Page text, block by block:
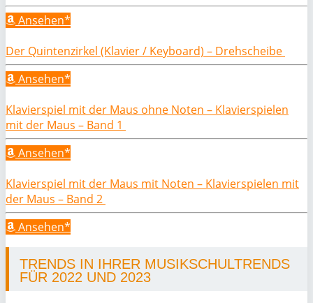
Ansehen*
Der Quintenzirkel (Klavier / Keyboard) – Drehscheibe
Ansehen*
Klavierspiel mit der Maus ohne Noten – Klavierspielen
mit der Maus – Band 1
Ansehen*
Klavierspiel mit der Maus mit Noten – Klavierspielen mit
der Maus – Band 2
Ansehen*
TRENDS IN IHRER MUSIKSCHULTRENDS
FÜR 2022 UND 2023